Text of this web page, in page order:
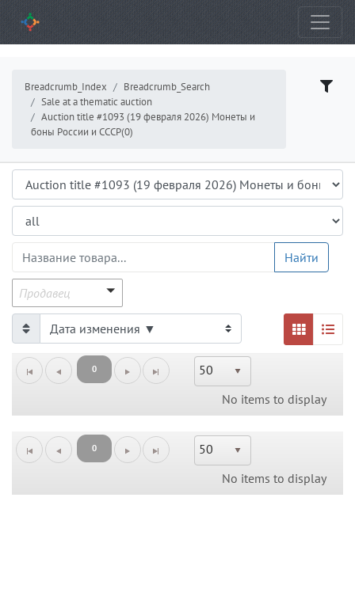
Breadcrumb_Index
Breadcrumb_Search
Sale at a thematic auction
Auction title #1093 (19 февраля 2026) Монеты и
боны России и СССР(0)
Аукцион
Подраздел
ProductsGrid.ProductName
Найти
Продавец
Продавец
0
50
No items to display
0
50
No items to display